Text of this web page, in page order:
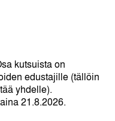
kutsuista on
edustajille (tällöin
yhdelle).
21.8.2026.